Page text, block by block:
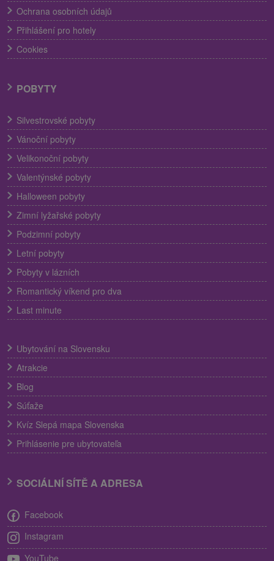
Ochrana osobních údajů
Přihlášení pro hotely
Cookies
POBYTY
Silvestrovské pobyty
Vánoční pobyty
Velikonoční pobyty
Valentýnské pobyty
Halloween pobyty
Zimní lyžařské pobyty
Podzimní pobyty
Letní pobyty
Pobyty v lázních
Romantický víkend pro dva
Last minute
Ubytování na Slovensku
Atrakcie
Blog
Súťaže
Kvíz Slepá mapa Slovenska
Prihlásenie pre ubytovateľa
SOCIÁLNÍ SÍTĚ A ADRESA
Facebook
Instagram
YouTube